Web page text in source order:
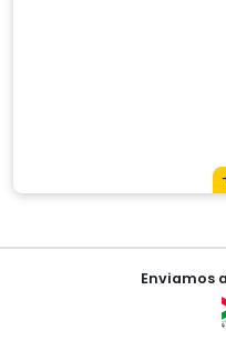
NavegaciónEnviamos
Tu